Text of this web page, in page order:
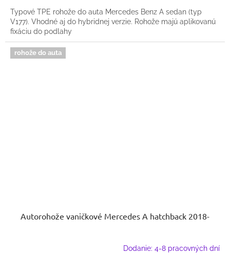
Typové TPE rohože do auta Mercedes Benz A sedan (typ
V177). Vhodné aj do hybridnej verzie. Rohože majú aplikovanú
fixáciu do podlahy
rohože do auta
Autorohože vaničkové Mercedes A hatchback 2018-
Dodanie: 4-8 pracovných dní